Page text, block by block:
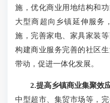
施，优化商业用地结构和
大型商超向乡镇延伸服务
施，完善家电、家具家装
构建商业服务完善的社区
带动，促进一体化发展。
2.提高乡镇商业集聚效应
中型超市、集贸市场等，